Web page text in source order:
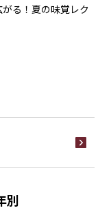
る！夏の味覚レク
別